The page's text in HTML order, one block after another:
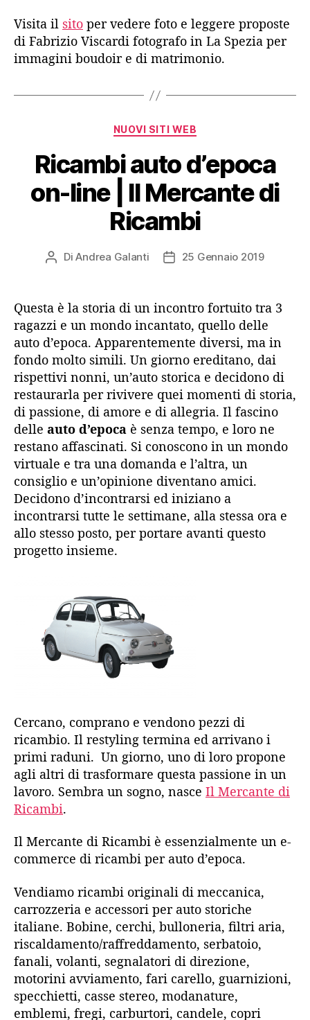
Visita il sito per vedere foto e leggere proposte
di Fabrizio Viscardi fotografo in La Spezia per
immagini boudoir e di matrimonio.
Categorie
NUOVI SITI WEB
Ricambi auto d’epoca
on-line | Il Mercante di
Ricambi
Autore
DiAndrea Galanti
Data25 Gennaio 2019
Questa è la storia di un incontro fortuito tra 3
ragazzi e un mondo incantato, quello delle
auto d’epoca. Apparentemente diversi, ma in
fondo molto simili. Un giorno ereditano, dai
rispettivi nonni, un’auto storica e decidono di
restaurarla per rivivere quei momenti di storia,
di passione, di amore e di allegria. Il fascino
delle auto d’epoca è senza tempo, e loro ne
restano affascinati. Si conoscono in un mondo
virtuale e tra una domanda e l’altra, un
consiglio e un’opinione diventano amici.
Decidono d’incontrarsi ed iniziano a
incontrarsi tutte le settimane, alla stessa ora e
allo stesso posto, per portare avanti questo
progetto insieme.
Cercano, comprano e vendono pezzi di
ricambio. Il restyling termina ed arrivano i
primi raduni. Un giorno, uno di loro propone
agli altri di trasformare questa passione in un
lavoro. Sembra un sogno, nasce Il Mercante di
Ricambi.
Il Mercante di Ricambi è essenzialmente un e-
commerce di ricambi per auto d’epoca.
Vendiamo ricambi originali di meccanica,
carrozzeria e accessori per auto storiche
italiane. Bobine, cerchi, bulloneria, filtri aria,
riscaldamento/raffreddamento, serbatoio,
fanali, volanti, segnalatori di direzione,
motorini avviamento, fari carello, guarnizioni,
specchietti, casse stereo, modanature,
emblemi, fregi, carburtori, candele, copri